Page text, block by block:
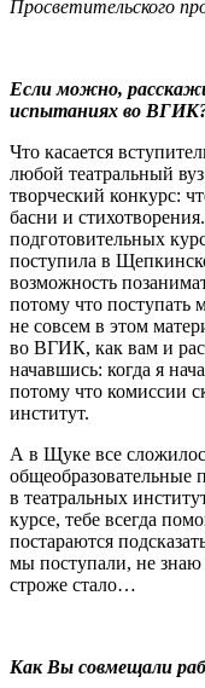
Просветительского
Если можно,
испытаниях во
Что касается
любой театральный
творческий конкурс:
басни и
подготовительных
поступила в
возможность
потому что поступать
не совсем в этом
во ВГИК, как вам и
начавшись: когда я
потому что комиссии
институт.
А в Щуке все
общеобразовательные
в театральных
курсе, тебе всегда
постараются
мы поступали, не знаю
строже стало…
Как Вы совмещали